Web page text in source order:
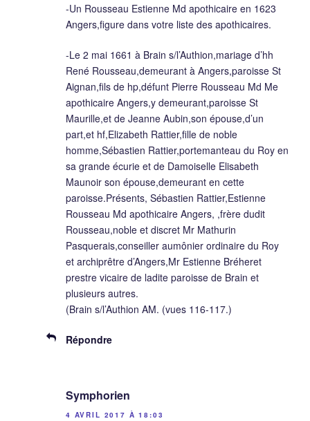
-Un Rousseau Estienne Md apothicaire en 1623
Angers,figure dans votre liste des apothicaires.
-Le 2 mai 1661 à Brain s/l’Authion,mariage d’hh
René Rousseau,demeurant à Angers,paroisse St
Aignan,fils de hp,défunt Pierre Rousseau Md Me
apothicaire Angers,y demeurant,paroisse St
Maurille,et de Jeanne Aubin,son épouse,d’un
part,et hf,Elizabeth Rattier,fille de noble
homme,Sébastien Rattier,portemanteau du Roy en
sa grande écurie et de Damoiselle Elisabeth
Maunoir son épouse,demeurant en cette
paroisse.Présents, Sébastien Rattier,Estienne
Rousseau Md apothicaire Angers, ,frère dudit
Rousseau,noble et discret Mr Mathurin
Pasquerais,conseiller aumônier ordinaire du Roy
et archiprêtre d’Angers,Mr Estienne Bréheret
prestre vicaire de ladite paroisse de Brain et
plusieurs autres.
(Brain s/l’Authion AM. (vues 116-117.)
Répondre
Symphorien
4 AVRIL 2017 À 18:03